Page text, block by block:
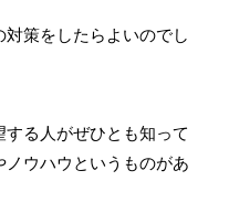
策をしたらよいのでし
る人がぜひとも知って
ウハウというものがあ